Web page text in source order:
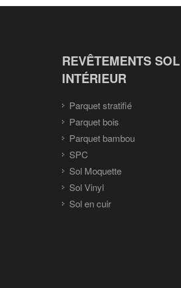
REVÊTEMENTS SOL
INTÉRIEUR
Parquet stratifié
Parquet bois
Parquet bambou
SPC
Sol Moquette
Sol Vinyl
Sol en cuir